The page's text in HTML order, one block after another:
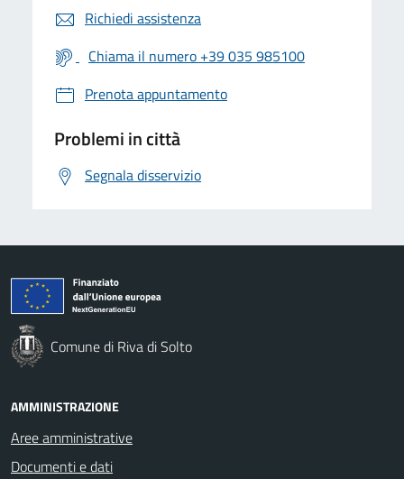
Richiedi assistenza
Chiama il numero +39 035 985100
Prenota appuntamento
Problemi in città
Segnala disservizio
Comune di Riva di Solto
AMMINISTRAZIONE
Aree amministrative
Documenti e dati